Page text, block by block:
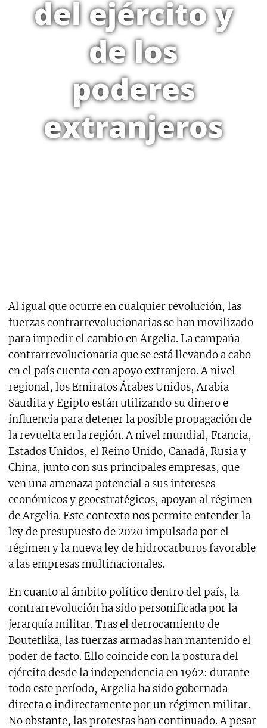
del ejército y
de los
poderes
extranjeros
Al igual que ocurre en cualquier revolución, las
fuerzas contrarrevolucionarias se han movilizado
para impedir el cambio en Argelia. La campaña
contrarrevolucionaria que se está llevando a cabo
en el país cuenta con apoyo extranjero. A nivel
regional, los Emiratos Árabes Unidos, Arabia
Saudita y Egipto están utilizando su dinero e
influencia para detener la posible propagación de
la revuelta en la región. A nivel mundial, Francia,
Estados Unidos, el Reino Unido, Canadá, Rusia y
China, junto con sus principales empresas, que
ven una amenaza potencial a sus intereses
económicos y geoestratégicos, apoyan al régimen
de Argelia. Este contexto nos permite entender la
ley de presupuesto de 2020 impulsada por el
régimen y la nueva ley de hidrocarburos favorable
a las empresas multinacionales.
En cuanto al ámbito político dentro del país, la
contrarrevolución ha sido personificada por la
jerarquía militar. Tras el derrocamiento de
Bouteflika, las fuerzas armadas han mantenido el
poder de facto. Ello coincide con la postura del
ejército desde la independencia en 1962: durante
todo este período, Argelia ha sido gobernada
directa o indirectamente por un régimen militar.
No obstante, las protestas han continuado. A pesar